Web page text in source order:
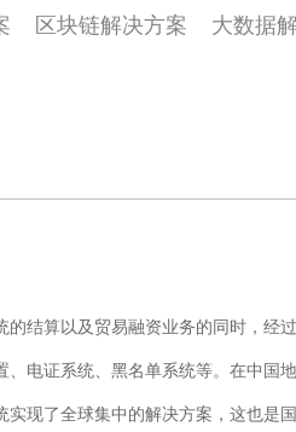
区块链解决方案 大数据
的结算以及贸易融资业务的同时，经
、电证系统、黑名单系统等。在中国
现了全球集中的解决方案，这也是